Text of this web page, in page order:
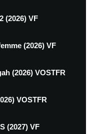
(2026) VF
(2026) VF
(2026) VOSTFR
VOSTFR
(2027) VF